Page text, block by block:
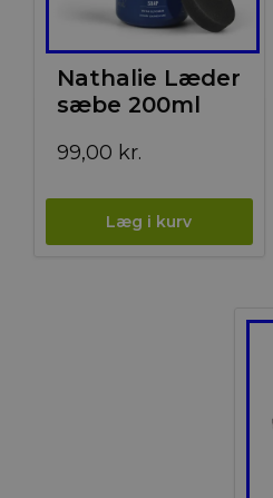
Nathalie Læder
sæbe 200ml
99,00 kr.